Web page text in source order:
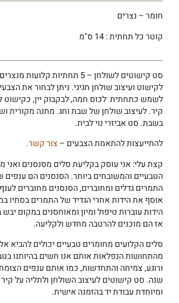
חומר – נצרים
קוטר כל תחתית : 14 ס"מ
סט קישוטים לשולחן – 5 תחתיות
לקישוט ועיצוב שולחן חגיגי. ניתן לבחור את
לשמש כתחתית לכוס חמה, לבקבוק יין, כקישוט
קיר. לעיצוב שולחן של שבת וחג. מתנה מקורית
בשבת. סט אביזרי נוי לבית.
להתייעצות להתאמת הצבעים – צור קשר.
קצת עלי: אני עוסק בקליעת סלים מסנסנים
הטבעיים והמשובחים ביותר. הסנסנים הם
התמרים גדלים ומחוברים, הסנסנים מחוברים
אוסף את הידות אחרי הגדיד של התמרים בסתיו
הידות עוברות טיפול ומיון ומאוחסנים במקום
אז הם מוכנים להרטבה מחדש ולקליעה.
סלים הקלועים מחומרים טבעיים יכולים להביא
מהתחושות הנפלאות אותם אנו חשים בהיותנו
ורוגע, צמיחה והתחדשות, כמו אותם ענפים
שנה. סט קישוטים לעיצוב השולחן ולתליה על
ומיוחדת עבודת יד בהזמנה אישית.